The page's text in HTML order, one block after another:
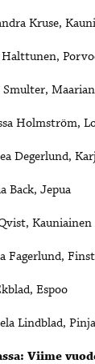
Kruse,
Smulter,
Holmström,
Degerlund,
Back, Jepua
Kauniainen
Fagerlund,
Espoo
Lindblad,
Viime